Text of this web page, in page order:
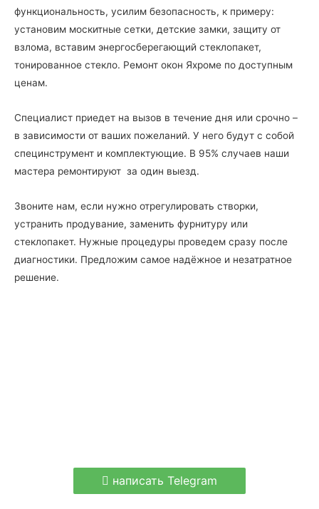
функциональность, усилим безопасность, к примеру:
установим москитные сетки, детские замки, защиту от
взлома, вставим энергосберегающий стеклопакет,
тонированное стекло. Ремонт окон Яхроме по доступным
ценам.
Специалист приедет на вызов в течение дня или срочно –
в зависимости от ваших пожеланий. У него будут с собой
специнструмент и комплектующие. В 95% случаев наши
мастера ремонтируют за один выезд.
Звоните нам, если нужно отрегулировать створки,
устранить продувание, заменить фурнитуру или
стеклопакет. Нужные процедуры проведем сразу после
диагностики. Предложим самое надёжное и незатратное
решение.
написать Telegram